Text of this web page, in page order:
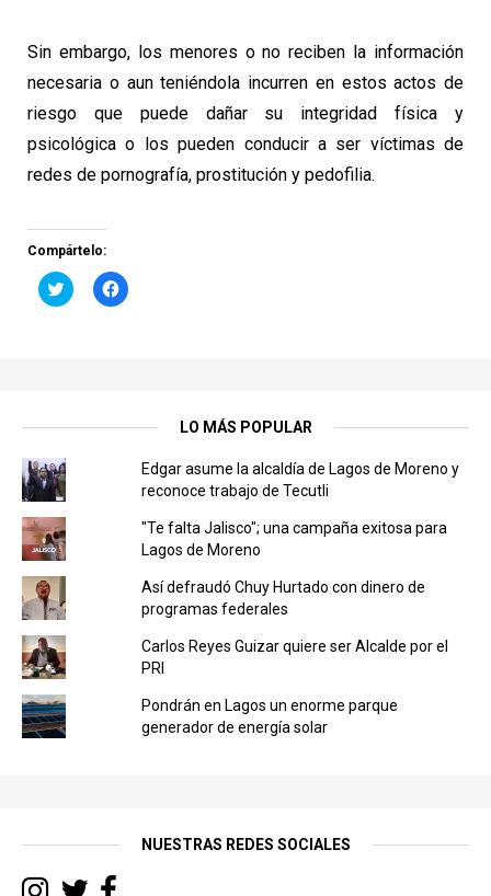
LO MÁS POPULAR
Edgar asume la alcaldía de Lagos de Moreno y
reconoce trabajo de Tecutli
"Te falta Jalisco"; una campaña exitosa para
Lagos de Moreno
Así defraudó Chuy Hurtado con dinero de
programas federales
Carlos Reyes Guizar quiere ser Alcalde por el
PRI
Pondrán en Lagos un enorme parque
generador de energía solar
NUESTRAS REDES SOCIALES
Sin embargo, los menores o no reciben la información
necesaria o aun teniéndola incurren en estos actos de
riesgo que puede dañar su integridad física y
psicológica o los pueden conducir a ser víctimas de
redes de pornografía, prostitución y pedofilia.
Compártelo:
Haz
clic
ventana
Haz
clic
ventana